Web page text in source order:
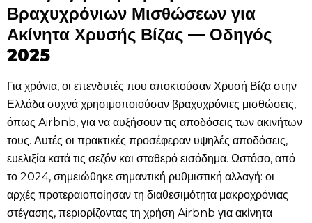
Βραχυχρόνιων Μισθώσεων για
Ακίνητα Χρυσής Βίζας — Οδηγός
2025
Για χρόνια, οι επενδυτές που αποκτούσαν Χρυσή Βίζα στην
Ελλάδα συχνά χρησιμοποιούσαν βραχυχρόνιες μισθώσεις,
όπως Airbnb, για να αυξήσουν τις αποδόσεις των ακινήτων
τους. Αυτές οι πρακτικές προσέφεραν υψηλές αποδόσεις,
ευελιξία κατά τις σεζόν και σταθερό εισόδημα. Ωστόσο, από
το 2024, σημειώθηκε σημαντική ρυθμιστική αλλαγή: οι
αρχές προτεραιοποίησαν τη διαθεσιμότητα μακροχρόνιας
στέγασης, περιορίζοντας τη χρήση Airbnb για ακίνητα